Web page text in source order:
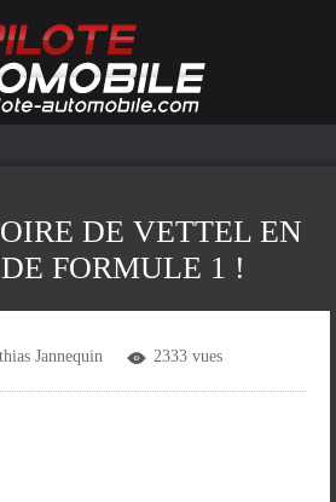
DE VETTEL EN
FORMULE 1 !
Jannequin 2333 vues